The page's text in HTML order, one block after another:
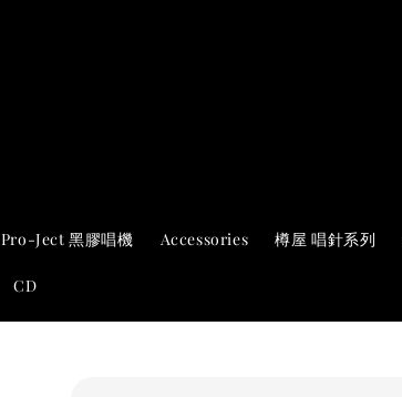
Pro-Ject 黑膠唱機 Accessories 樽屋 唱針系列
CD